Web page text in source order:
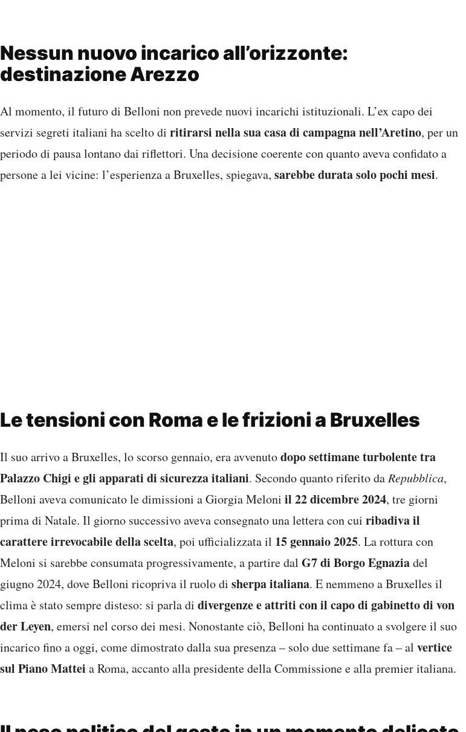
Nessun nuovo incarico all’orizzonte:
destinazione Arezzo
Al momento, il futuro di Belloni non prevede nuovi incarichi istituzionali. L’ex capo dei
servizi segreti italiani ha scelto di ritirarsi nella sua casa di campagna nell’Aretino, per un
periodo di pausa lontano dai riflettori. Una decisione coerente con quanto aveva confidato a
persone a lei vicine: l’esperienza a Bruxelles, spiegava, sarebbe durata solo pochi mesi.
Le tensioni con Roma e le frizioni a Bruxelles
Il suo arrivo a Bruxelles, lo scorso gennaio, era avvenutodopo settimane turbolente tra
Palazzo Chigi e gli apparati di sicurezza italiani. Secondo quanto riferito da Repubblica,
Belloni aveva comunicato le dimissioni a Giorgia Meloni il 22 dicembre 2024, tre giorni
prima di Natale. Il giorno successivo aveva consegnato una lettera con cui ribadiva il
carattere irrevocabile della scelta, poi ufficializzata il 15 gennaio 2025. La rottura con
Meloni si sarebbe consumata progressivamente, a partire dal G7 di Borgo Egnaziadel
giugno 2024, dove Belloni ricopriva il ruolo di sherpa italiana. E nemmeno a Bruxelles il
clima è stato sempre disteso: si parla di divergenze e attriti con il capo di gabinetto di von
der Leyen, emersi nel corso dei mesi. Nonostante ciò, Belloni ha continuato a svolgere il suo
incarico fino a oggi, come dimostrato dalla sua presenza – solo due settimane fa – al vertice
sul Piano Mattei a Roma, accanto alla presidente della Commissione e alla premier italiana.